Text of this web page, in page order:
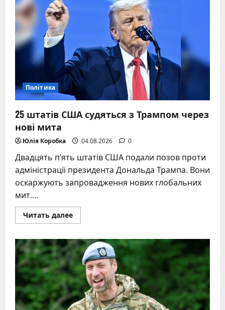
завершити
зараз
Політика
25 штатів США судяться з Трампом через
нові мита
Юлія Коробка 04.08.2026 0
Двадцять п’ять штатів США подали позов проти
адміністрації президента Дональда Трампа. Вони
оскаржують запровадження нових глобальних
мит....
Читать далееПрочитать
больше
штатів
США
судяться
з
Трампом
через
нові
мита